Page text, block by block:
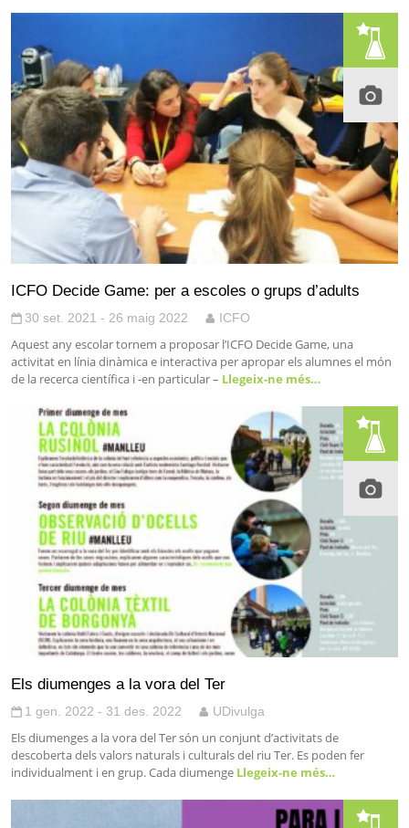
ICFO Decide Game: per a escoles o grups d’adults
30 set. 2021 - 26 maig 2022 ICFO
Aquest any escolar tornem a proposar l’ICFO Decide Game, una
activitat en línia dinàmica e interactiva per apropar els alumnes el món
de la recerca científica i -en particular – Llegeix-ne més…
Els diumenges a la vora del Ter
1 gen. 2022 - 31 des. 2022 UDivulga
Els diumenges a la vora del Ter són un conjunt d’activitats de
descoberta dels valors naturals i culturals del riu Ter. Es poden fer
individualment i en grup. Cada diumenge Llegeix-ne més…